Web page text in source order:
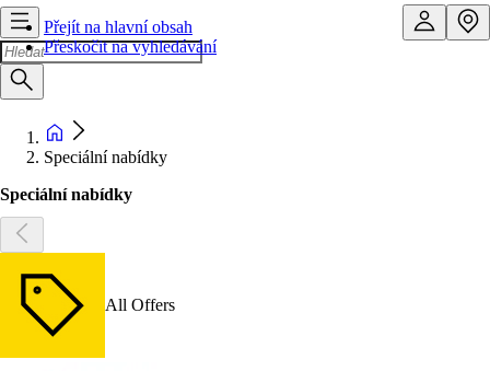
Přejít na hlavní obsah
Přeskočit na vyhledávání
Speciální nabídky
Speciální nabídky
All Offers